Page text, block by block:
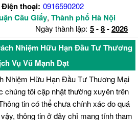
Điện thoại: 0916590202
Cầu Giấy, Thành phố Hà Nội
Ngày thành lập: 5-8-2026
Nhiệm Hữu Hạn Đầu Tư Thương
Vụ Vũ Mạnh Đạt
Nhiệm Hữu Hạn Đầu Tư Thương Mại
chúng tôi cập nhật thường xuyên trên
tin có thể chưa chính xác do quá
thông tin ở đây chỉ mang tính tham